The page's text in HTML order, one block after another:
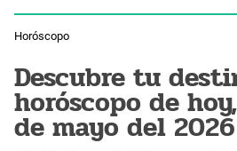
Horóscopo
Descubre tu
horóscopo de
de mayo del 2026